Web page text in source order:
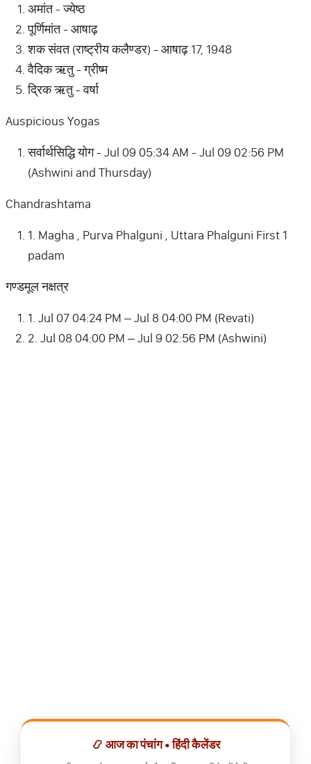
अमांत - ज्येष्ठ
पूर्णिमांत - आषाढ़
शक संवत (राष्ट्रीय कलैण्डर) - आषाढ़ 17, 1948
वैदिक ऋतु - ग्रीष्म
द्रिक ऋतु - वर्षा
Auspicious Yogas
सर्वार्थसिद्धि योग - Jul 09 05:34 AM - Jul 09 02:56 PM
(Ashwini and Thursday)
Chandrashtama
1. Magha , Purva Phalguni , Uttara Phalguni First 1
padam
गण्डमूल नक्षत्र
1. Jul 07 04:24 PM – Jul 8 04:00 PM (Revati)
2. Jul 08 04:00 PM – Jul 9 02:56 PM (Ashwini)
📿 आज का पंचांग • हिंदी कैलेंडर